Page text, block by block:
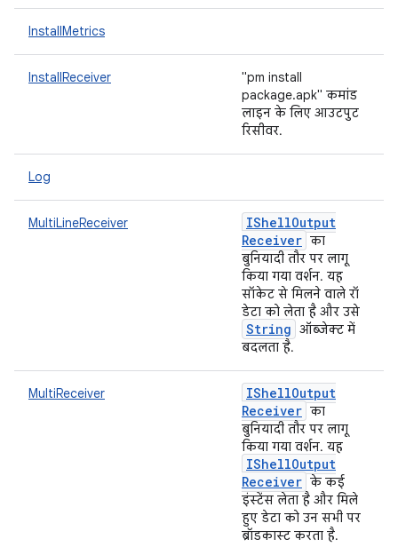
InstallMetrics
InstallReceiver
"pm install
package.apk" कमांड
लाइन के लिए आउटपुट
रिसीवर.
Log
MultiLineReceiver IShellOutput
Receiver का
बुनियादी तौर पर लागू
किया गया वर्शन. यह
सॉकेट से मिलने वाले रॉ
डेटा को लेता है और उसे
String ऑब्जेक्ट में
बदलता है.
MultiReceiver IShellOutput
Receiver का
बुनियादी तौर पर लागू
किया गया वर्शन. यह
IShellOutput
Receiver के कई
इंस्टेंस लेता है और मिले
हुए डेटा को उन सभी पर
ब्रॉडकास्ट करता है.